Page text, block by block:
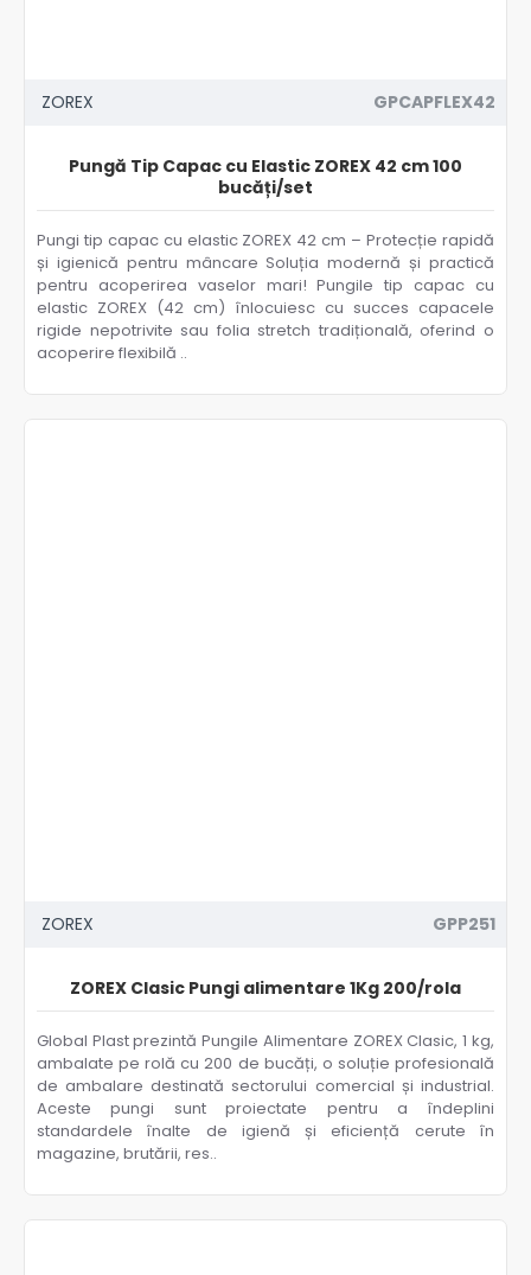
ZOREX GPCAPFLEX42
Pungă Tip Capac cu Elastic ZOREX 42 cm 100
bucăți/set
Pungi tip capac cu elastic ZOREX 42 cm – Protecție rapidă
și igienică pentru mâncare Soluția modernă și practică
pentru acoperirea vaselor mari! Pungile tip capac cu
elastic ZOREX (42 cm) înlocuiesc cu succes capacele
rigide nepotrivite sau folia stretch tradițională, oferind o
acoperire flexibilă ..
ZOREX GPP251
ZOREX Clasic Pungi alimentare 1Kg 200/rola
Global Plast prezintă Pungile Alimentare ZOREX Clasic, 1 kg,
ambalate pe rolă cu 200 de bucăți, o soluție profesională
de ambalare destinată sectorului comercial și industrial.
Aceste pungi sunt proiectate pentru a îndeplini
standardele înalte de igienă și eficiență cerute în
magazine, brutării, res..